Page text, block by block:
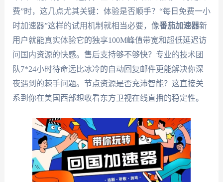
费”时，这几点尤其关键：体验是否顺手？“每日免费一小
时加速器”这样的试用机制就相当必要，像番茄加速器新
用户就能真实体验它的独享100M峰值带宽和超低延迟访
问国内资源的快感。售后支持够不够快？专业的技术团
队7*24小时待命远比冰冷的自动回复邮件更能解决你深
夜遇到的棘手问题。节点资源是否充沛智能？这直接关
系到你在美国西部想收看东方卫视在线直播的稳定性。